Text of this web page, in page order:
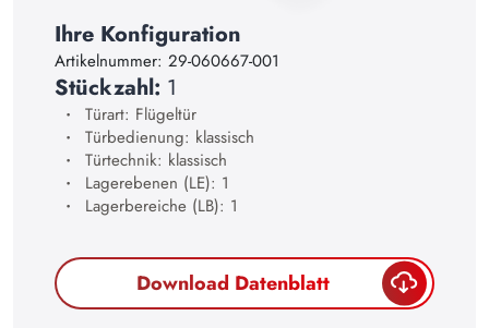
21
22
23
28
Ihre Konfiguration
Artikelnummer: 29-060667-001
Stückzahl: 1
Türart: Flügeltür
Türbedienung: klassisch
Türtechnik: klassisch
Lagerebenen (LE): 1
Lagerbereiche (LB): 1
Download Datenblatt